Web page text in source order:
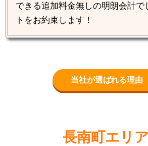
できる追加料金無しの明朗会計で
トをお約束します！
当社が選ばれる理
長南町エリ